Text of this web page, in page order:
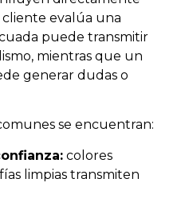
evalúa una
puede transmitir
mientras que un
generar dudas o
se encuentran:
colores
limpias transmiten